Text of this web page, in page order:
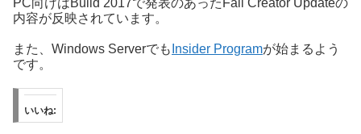
PC向けはBuild 2017で発表のあったFall Creator Updateの
内容が反映されています。
また、Windows Serverでも Insider Programが始まるよう
です。
いいね: